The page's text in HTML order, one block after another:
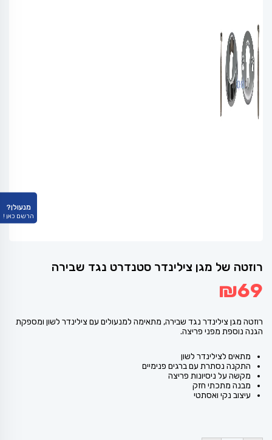
רוזטה של מגן צילינדר סטנדרט נגד שבירה
₪69
רוזטה מגן צילינדר נגד שבירה, מתאימה למנעולים עם צילינדר לשון ומספקת
הגנה נוספת מפני פריצה.
מתאים לצילינדר לשון
התקנה נסתרת עם ברגים פנימיים
מקשה על ניסיונות פריצה
מבנה מתכתי חזק
עיצוב נקי ואסתטי
מנעולן?
הרשם כאן !